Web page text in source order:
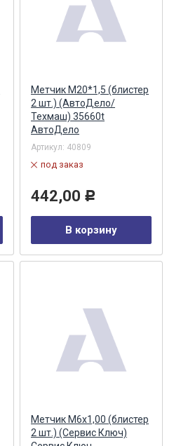
Метчик М20*1,5 (блистер
2 шт.) (АвтоДело/
Техмаш) 35660t
АвтоДело
Артикул: 40809
под заказ
442,00 Р
В корзину
Метчик М6x1,00 (блистер
2 шт.) (Сервис Ключ)